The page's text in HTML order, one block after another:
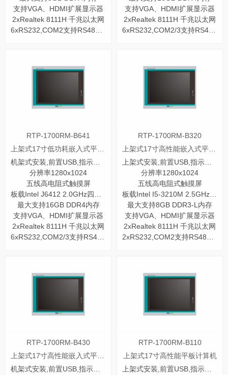
支持VGA、HDMI扩展显示器
2xRealtek 8111H 千兆以太网
6xRS232,COM2支持RS485/422
支持VGA、HDMI扩展显示器
2xRealtek 8111H 千兆以太网
6xRS232,COM2/3支持RS485/422
RTP-1700RM-B641
分辨率1280x1024
五线高电阻式触摸屏
板载Intel J6412 2.0GHz四核处理器
最大支持16GB DDR4内存
支持VGA、HDMI扩展显示器
2xRealtek 8111H 千兆以太网
6xRS232,COM2/3支持RS485/422
RTP-1700RM-B320
分辨率1280x1024
五线高电阻式触摸屏
板载Intel I5-3210M 2.5GHz 双核处理器
最大支持8GB DDR3-L内存
支持VGA、HDMI扩展显示器
2xRealtek 8111H 千兆以太网
2xRS232,COM2支持RS485/422
RTP-1700RM-B430
RTP-1700RM-B110
上架式17寸高性能平板计算机